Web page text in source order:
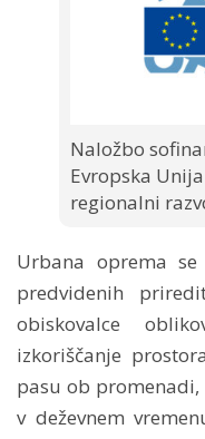
Naložbo
Evropska
regionalni
Urbana oprema
predvidenih
obiskovalce
izkoriščanje
pasu ob
v deževnem